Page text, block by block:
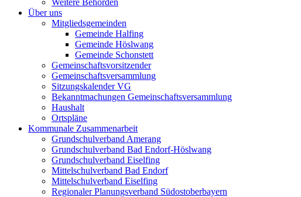
Weitere Behörden
Über uns
Mitgliedsgemeinden
Gemeinde Halfing
Gemeinde Höslwang
Gemeinde Schonstett
Gemeinschaftsvorsitzender
Gemeinschaftsversammlung
Sitzungskalender VG
Bekanntmachungen Gemeinschaftsversammlung
Haushalt
Ortspläne
Kommunale Zusammenarbeit
Grundschulverband Amerang
Grundschulverband Bad Endorf-Höslwang
Grundschulverband Eiselfing
Mittelschulverband Bad Endorf
Mittelschulverband Eiselfing
Regionaler Planungsverband Südostoberbayern